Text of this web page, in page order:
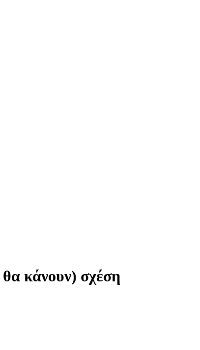
κάνουν) σχέση